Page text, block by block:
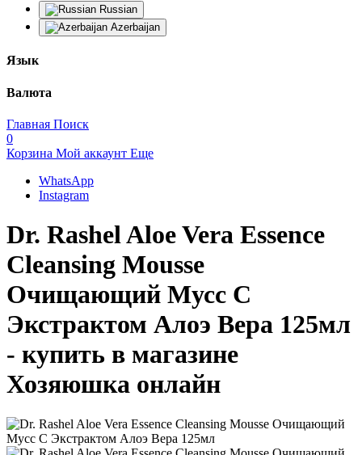
Russian
Azerbaijan
Язык
Валюта
Главная Поиск
0
Корзина Мой аккаунт Еще
WhatsApp
Instagram
Dr. Rashel Aloe Vera Essence
Cleansing Mousse
Очищающий Мусс С
Экстрактом Алоэ Вера 125мл
- купить в магазине
Хозяюшка онлайн